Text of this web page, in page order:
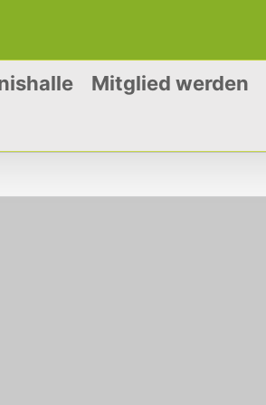
Mitglied werden